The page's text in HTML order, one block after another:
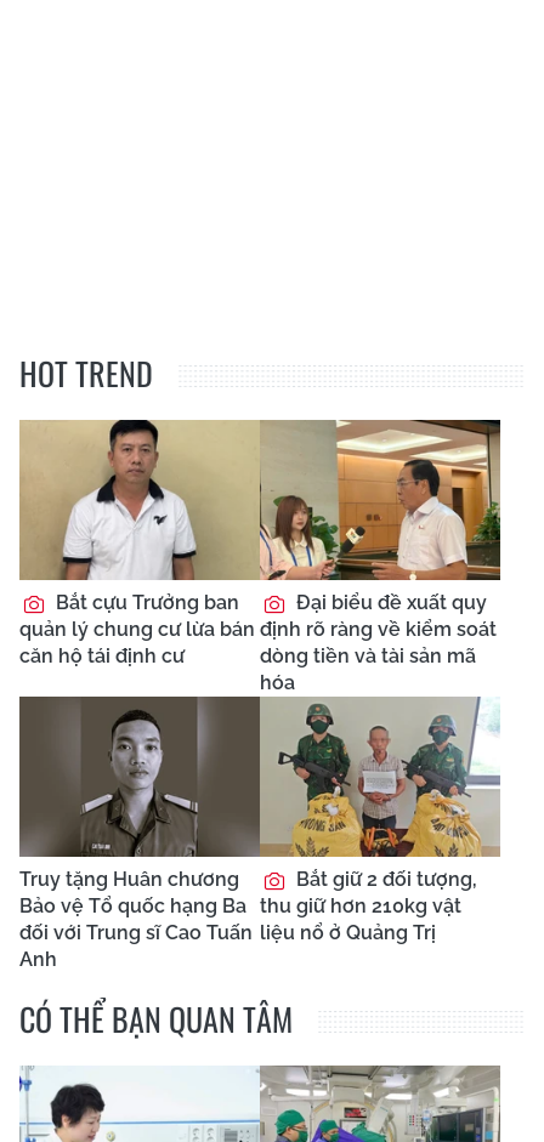
HOT TREND
Bắt cựu Trưởng ban
quản lý chung cư lừa bán
căn hộ tái định cư
Đại biểu đề xuất quy
định rõ ràng về kiểm soát
dòng tiền và tài sản mã
hóa
Truy tặng Huân chương
Bảo vệ Tổ quốc hạng Ba
đối với Trung sĩ Cao Tuấn
Anh
Bắt giữ 2 đối tượng,
thu giữ hơn 210kg vật
liệu nổ ở Quảng Trị
CÓ THỂ BẠN QUAN TÂM